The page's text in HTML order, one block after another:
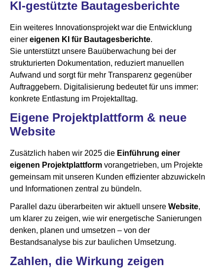
KI-gestützte Bautagesberichte
Ein weiteres Innovationsprojekt war die Entwicklung
einer eigenen KI für Bautagesberichte.
Sie unterstützt unsere Bauüberwachung bei der
strukturierten Dokumentation, reduziert manuellen
Aufwand und sorgt für mehr Transparenz gegenüber
Auftraggebern. Digitalisierung bedeutet für uns immer:
konkrete Entlastung im Projektalltag.
Eigene Projektplattform & neue
Website
Zusätzlich haben wir 2025 die Einführung einer
eigenen Projektplattform vorangetrieben, um Projekte
gemeinsam mit unseren Kunden effizienter abzuwickeln
und Informationen zentral zu bündeln.
Parallel dazu überarbeiten wir aktuell unsere Website,
um klarer zu zeigen, wie wir energetische Sanierungen
denken, planen und umsetzen – von der
Bestandsanalyse bis zur baulichen Umsetzung.
Zahlen, die Wirkung zeigen